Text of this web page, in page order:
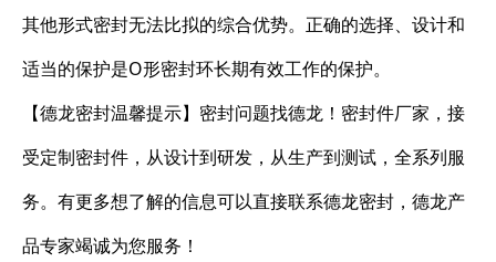
其他形式密封无法比拟的综合优势。正确的选择、设计和
适当的保护是O形密封环长期有效工作的保护。
【德龙密封温馨提示】密封问题找德龙！密封件厂家，接
受定制密封件，从设计到研发，从生产到测试，全系列服
务。有更多想了解的信息可以直接联系德龙密封，德龙产
品专家竭诚为您服务！